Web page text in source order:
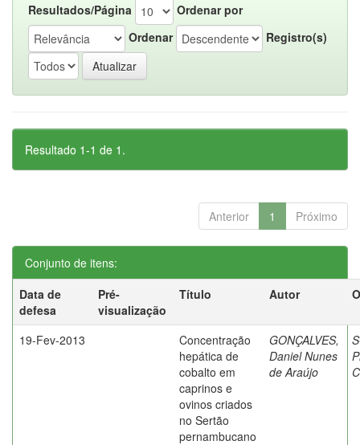
Resultados/Página
Ordenar por
Ordenar
Registro(s)
Resultado 1-1 de 1.
Anterior 1 Próximo
Conjunto de itens:
Data de
defesa
Pré-
visualização
Título Autor
19-Fev-2013
Concentração
hepática de
cobalto em
caprinos e
ovinos criados
no Sertão
pernambucano
GONÇALVES,
Daniel Nunes
de Araújo